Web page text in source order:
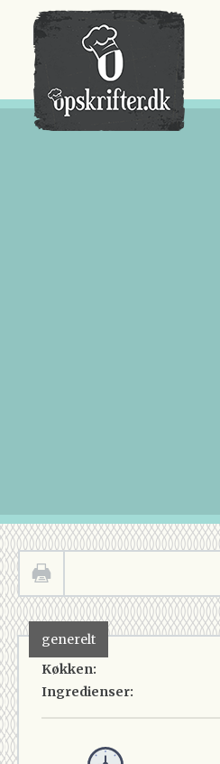
Der er ingen varer i din kurv.
generelt
Køkken:
Ingredienser: